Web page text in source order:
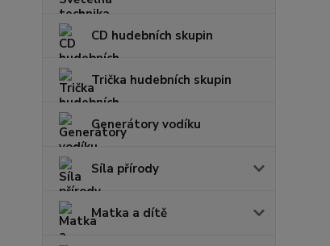
CD hudebních skupin
Trička hudebních skupin
Generátory vodíku
Síla přírody
Matka a dítě